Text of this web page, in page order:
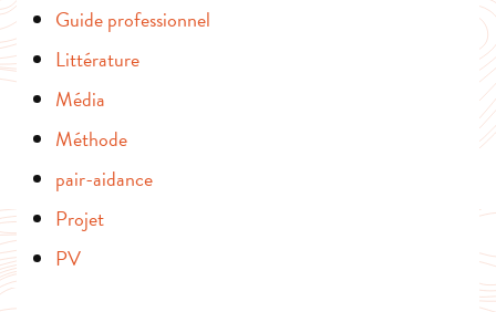
Guide professionnel
Littérature
Média
Méthode
pair-aidance
Projet
PV